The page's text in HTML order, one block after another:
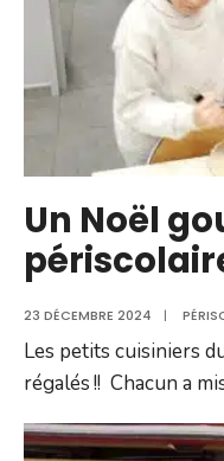
Un Noël
23 DÉCEMBRE 2024 |
Les petits cuisiniers
régalés !! Chacun a